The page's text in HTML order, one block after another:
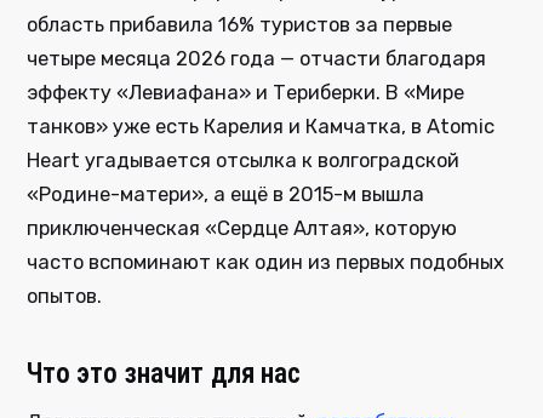
область прибавила 16% туристов за первые
четыре месяца 2026 года — отчасти благодаря
эффекту «Левиафана» и Териберки. В «Мире
танков» уже есть Карелия и Камчатка, в Atomic
Heart угадывается отсылка к волгоградской
«Родине-матери», а ещё в 2015-м вышла
приключенческая «Сердце Алтая», которую
часто вспоминают как один из первых подобных
опытов.
Что это значит для нас